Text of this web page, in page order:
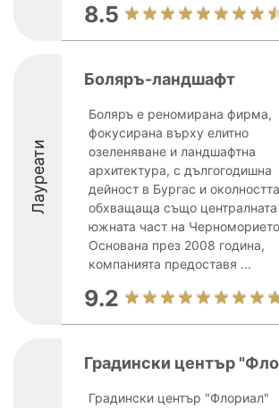
8.5
Лауреати
Боляръ-ландшафт
Боляръ е реномирана фирма,
фокусирана върху елитно
озеленяване и ландшафтна
архитектура, с дългогодишна
дейност в Бургас и
обхващаща също
южната част на
Основана през 2008 година,
компанията предоставя ...
9.2
Градински център
Градински център "Флориал"